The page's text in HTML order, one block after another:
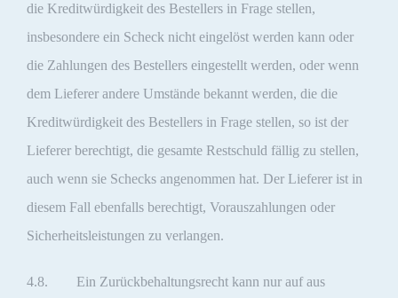
die Kreditwürdigkeit des Bestellers in Frage stellen,
insbesondere ein Scheck nicht eingelöst werden kann oder
die Zahlungen des Bestellers eingestellt werden, oder wenn
dem Lieferer andere Umstände bekannt werden, die die
Kreditwürdigkeit des Bestellers in Frage stellen, so ist der
Lieferer berechtigt, die gesamte Restschuld fällig zu stellen,
auch wenn sie Schecks angenommen hat. Der Lieferer ist in
diesem Fall ebenfalls berechtigt, Vorauszahlungen oder
Sicherheitsleistungen zu verlangen.
4.8. Ein Zurückbehaltungsrecht kann nur auf aus